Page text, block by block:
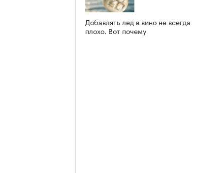
Добавлять лед в вино не всегда
плохо. Вот почему